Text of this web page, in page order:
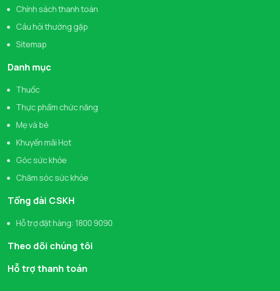
Chính sách thanh toán
Câu hỏi thường gặp
Sitemap
Danh mục
Thuốc
Thực phẩm chức năng
Mẹ và bé
Khuyến mãi Hot
Góc sức khỏe
Chăm sóc sức khỏe
Tổng đài CSKH
Hỗ trợ đặt hàng: 1800 9090
Theo dõi chúng tôi
Hỗ trợ thanh toán